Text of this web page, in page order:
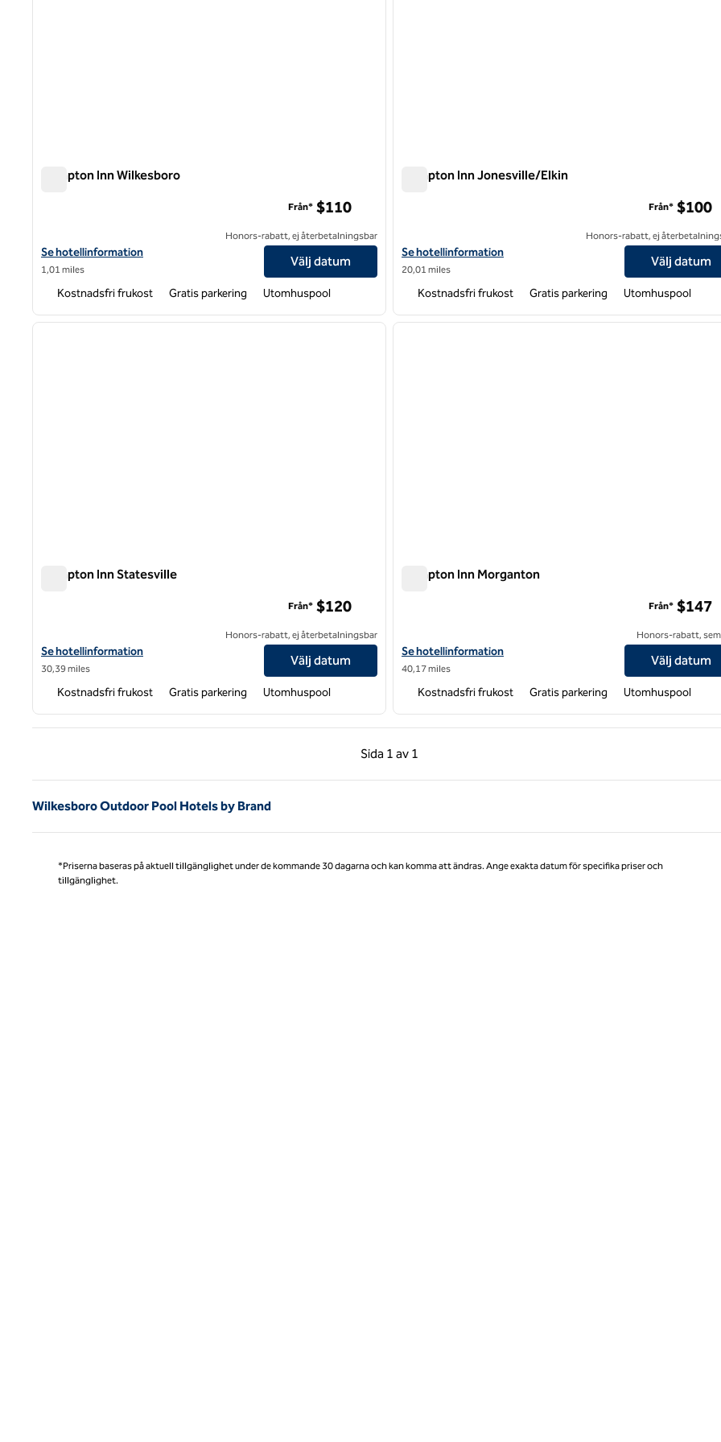
Hampton Inn Wilkesboro
Visa hotelldetaljer för Hampton Inn Wilkesboro
Se hotellinformation
1,01 miles
Från* $110
Honors-rabatt, ej återbetalningsbar
Välj datum
Kostnadsfri frukost Gratis parkering Utomhuspool
Hampton Inn Jonesville/Elkin
Visa hotelldetaljer för Hampton Inn Jonesville/Elkin
Se hotellinformation
20,01 miles
Från* $100
Honors-rabatt, ej
Välj datum
Kostnadsfri frukost Gratis parkering Utomhuspool
1 av 12
nästa bild
Hampton Inn Statesville
Visa hotelluppgifter för Hampton Inn Statesville
Se hotellinformation
30,39 miles
Från* $120
Honors-rabatt, ej återbetalningsbar
Välj datum
Kostnadsfri frukost Gratis parkering Utomhuspool
1 av 12
Hampton Inn Morganton
Visa hotelldetaljer för Hampton Inn Morganton
Se hotellinformation
40,17 miles
Från* $147
Honors-rabatt,
Välj datum
Kostnadsfri frukost Gratis parkering Utomhuspool
Sida 1 av 1
Föregående sida, 1 av 1
Sida 1 av 1
Wilkesboro Outdoor Pool Hotels by Brand
*Priserna baseras på aktuell tillgänglighet under de kommande 30 dagarna och kan komma att ändras. Ange exakta datum för specifika priser och
tillgänglighet.